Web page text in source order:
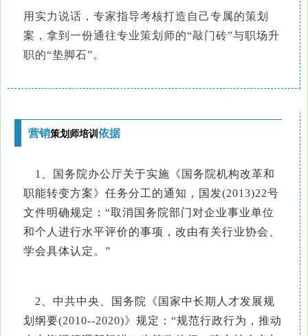
用实力说话，专家指导考核打造自己专属的策划
案，拿到一份通往专业策划师的“敲门砖”与职场升
职的“垫脚石”。
营销策划师培训 依据
1、国务院办公厅关于实施《国务院机构改革和
职能转变方案》任务分工的通知，国发(2013)22号
文件明确规定：“取消国务院部门对企业事业单位
和个人进行水平评价的事项，改由有关行业协会、
学会具体认定。”
2、中共中央、国务院《国家中长期人才发展规
划纲要(2010--2020)》规定：“规范行政行为，推动